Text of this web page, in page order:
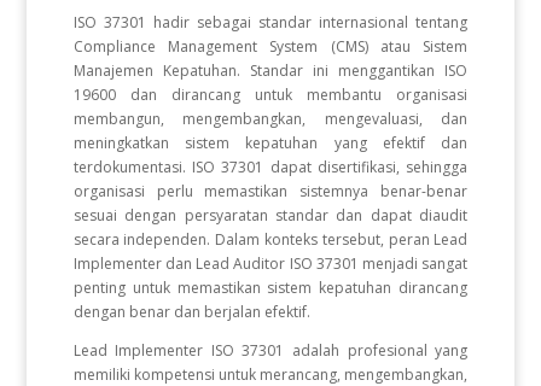
ISO 37301 hadir sebagai standar internasional tentang
Compliance Management System (CMS) atau Sistem
Manajemen Kepatuhan. Standar ini menggantikan ISO
19600 dan dirancang untuk membantu organisasi
membangun, mengembangkan, mengevaluasi, dan
meningkatkan sistem kepatuhan yang efektif dan
terdokumentasi. ISO 37301 dapat disertifikasi, sehingga
organisasi perlu memastikan sistemnya benar-benar
sesuai dengan persyaratan standar dan dapat diaudit
secara independen. Dalam konteks tersebut, peran Lead
Implementer dan Lead Auditor ISO 37301 menjadi sangat
penting untuk memastikan sistem kepatuhan dirancang
dengan benar dan berjalan efektif.
Lead Implementer ISO 37301 adalah profesional yang
memiliki kompetensi untuk merancang, mengembangkan,